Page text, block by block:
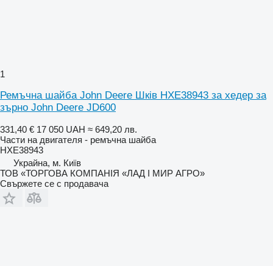
1
Ремъчна шайба John Deere Шків HXE38943 за хедер за
зърно John Deere JD600
331,40 € 17 050 UAH ≈ 649,20 лв.
Части на двигателя - ремъчна шайба
HXE38943
Украйна, м. Київ
ТОВ «ТОРГОВА КОМПАНІЯ «ЛАД І МИР АГРО»
Свържете се с продавача